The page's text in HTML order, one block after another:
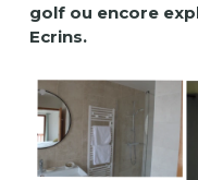
golf ou encore
Ecrins.